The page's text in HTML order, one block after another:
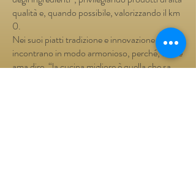
qualità e, quando possibile, valorizzando il km
0.
Nei suoi piatti tradizione e innovazione si
incontrano in modo armonioso, perché, come
ama dire, “la cucina migliore è quella che sa